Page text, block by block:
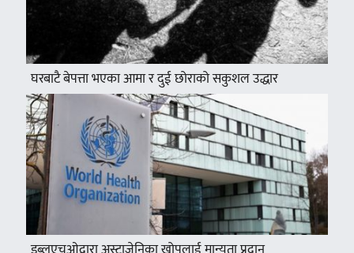
घरबाटै बेपत्ता भएका आमा र दुई छोराको सकुशल उद्धार